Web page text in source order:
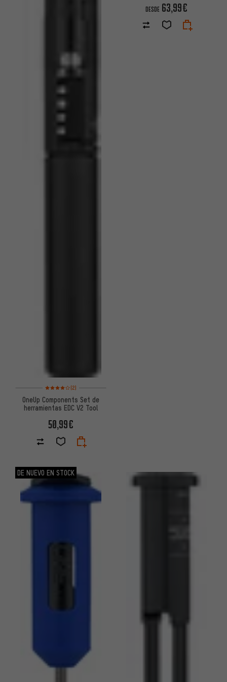
Valoración media: 4 de 5 basada en 2 reseñas
(2)
OneUp Components Set de
herramientas EDC V2 Tool
50,99€
DESDE 63,99€
DE NUEVO EN STOCK